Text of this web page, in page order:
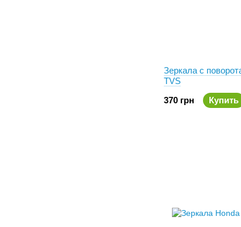
Зеркала с
TVS
370 грн
Купить